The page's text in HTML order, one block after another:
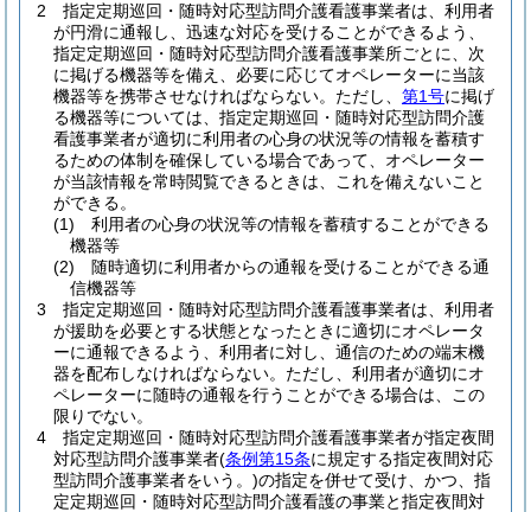
2
指定定期巡回・随時対応型訪問介護看護事業者は、利用者
が円滑に通報し、迅速な対応を受けることができるよう、
指定定期巡回・随時対応型訪問介護看護事業所ごとに、次
に掲げる機器等を備え、必要に応じてオペレーターに当該
機器等を携帯させなければならない。 ただし、 第1号に掲げ
る機器等については、指定定期巡回・随時対応型訪問介護
看護事業者が適切に利用者の心身の状況等の情報を蓄積す
るための体制を確保している場合であって、オペレーター
が当該情報を常時閲覧できるときは、これを備えないこと
ができる。
(1)
利用者の心身の状況等の情報を蓄積することができる
機器等
(2)
随時適切に利用者からの通報を受けることができる通
信機器等
3
指定定期巡回・随時対応型訪問介護看護事業者は、利用者
が援助を必要とする状態となったときに適切にオペレータ
ーに通報できるよう、利用者に対し、通信のための端末機
器を配布しなければならない。 ただし、利用者が適切にオ
ペレーターに随時の通報を行うことができる場合は、この
限りでない。
4
指定定期巡回・随時対応型訪問介護看護事業者が指定夜間
対応型訪問介護事業者(条例第15条に規定する指定夜間対応
型訪問介護事業者をいう。)の指定を併せて受け、かつ、指
定定期巡回・随時対応型訪問介護看護の事業と指定夜間対